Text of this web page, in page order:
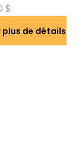
$
de détails